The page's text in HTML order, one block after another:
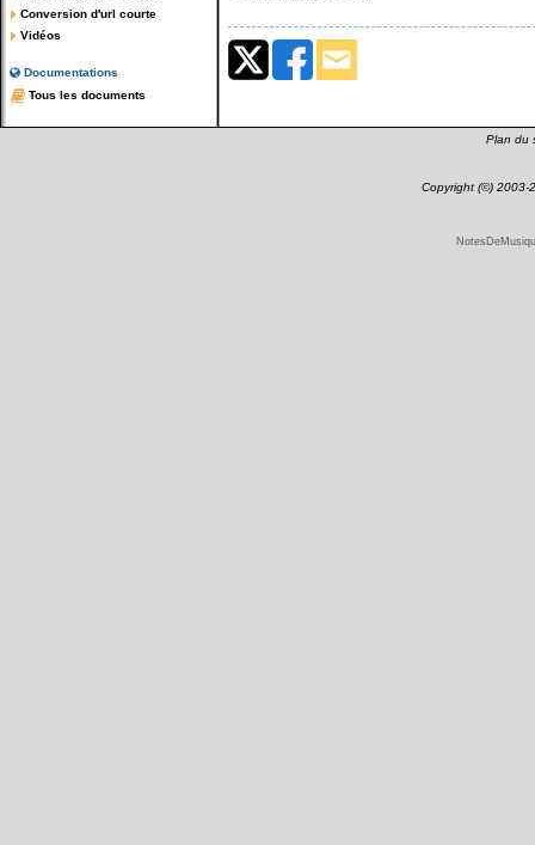
Conversion d'url courte
Vidéos
Documentations
Tous les documents
Plan du
Copyright (©) 2003-